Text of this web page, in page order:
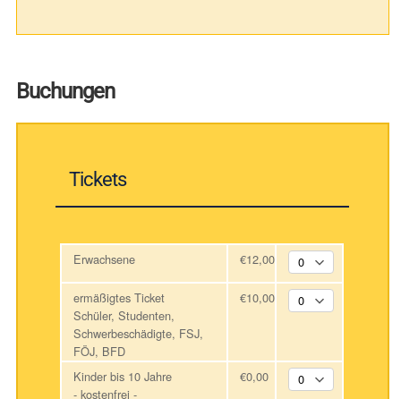
Buchungen
Tickets
Erwachsene €12,00
ermäßigtes Ticket
Schüler, Studenten,
Schwerbeschädigte, FSJ,
FÖJ, BFD
€10,00
Kinder bis 10 Jahre
- kostenfrei -
€0,00